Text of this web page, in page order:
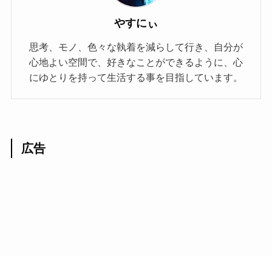
やすにぃ
思考、モノ、色々な執着を減らして行き、自分が
心地よい空間で、好きなことができるように、心
にゆとりを持って生活する事を目指しています。
広告